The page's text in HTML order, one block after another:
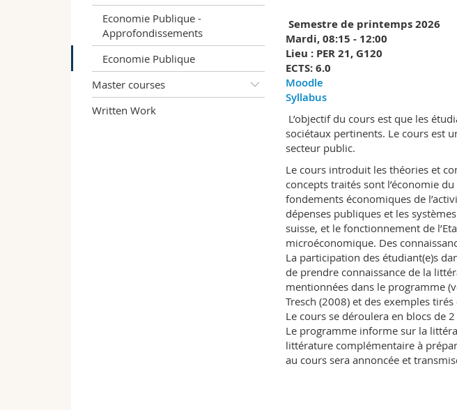
Economie Publique -
Approfondissements
Economie Publique
Master courses
Written Work
Semestre de printemps 2026
Mardi, 08:15 - 12:00
Lieu : PER 21, G120
ECTS: 6.0
Moodle
Syllabus
L’objectif du cours est que les
sociétaux pertinents. Le cours est
secteur public.
Le cours introduit les théories et
concepts traités sont l’économie
fondements économiques de
dépenses publiques et les
suisse, et le fonctionnement de
microéconomique. Des
La participation des étudiant(e)s
de prendre connaissance de la
mentionnées dans le programme
Tresch (2008) et des exemples
Le cours se déroulera en blocs de
Le programme informe sur la
littérature complémentaire à
au cours sera annoncée et